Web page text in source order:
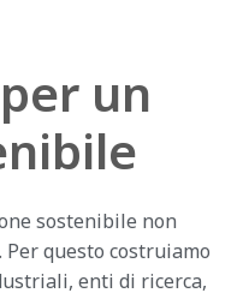
un
sostenibile non
questo costruiamo
enti di ricerca,